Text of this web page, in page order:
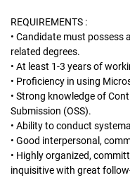
REQUIREMENTS :
• Candidate must possess
related degrees.
• At least 1-3 years of
• Proficiency in using
• Strong knowledge of
Submission (OSS).
• Ability to conduct
• Good interpersonal,
• Highly organized,
inquisitive with great